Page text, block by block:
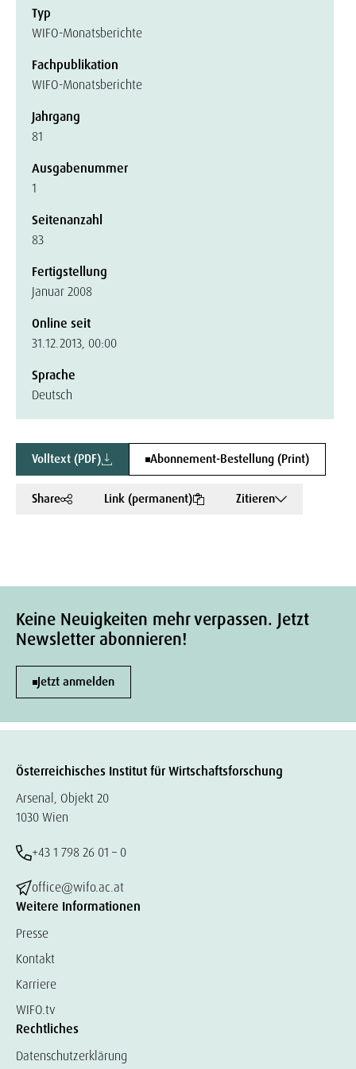
Typ
WIFO-Monatsberichte
Fachpublikation
WIFO-Monatsberichte
Jahrgang
81
Ausgabenummer
1
Seitenanzahl
83
Fertigstellung
Januar 2008
Online seit
31.12.2013, 00:00
Sprache
Deutsch
Volltext (PDF) Abonnement-Bestellung (Print)
Share Link (permanent) Zitieren
Keine Neuigkeiten mehr verpassen. Jetzt
Newsletter abonnieren!
Jetzt anmelden
Österreichisches Institut für Wirtschaftsforschung
Arsenal, Objekt 20
1030 Wien
+43 1 798 26 01 – 0
office@wifo.ac.at
Weitere Informationen
Presse
Kontakt
Karriere
WIFO.tv
Rechtliches
Datenschutzerklärung